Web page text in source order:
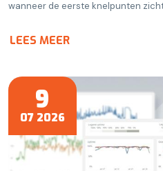
wanneer de eerste knelpunten
LEES MEER
9
07 2026